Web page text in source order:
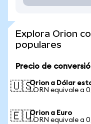
Explora Orion
populares
Precio de
🇺🇸Orion a Dólar
1 ORN equivale a
🇪🇺Orion a Euro
1 ORN equivale a